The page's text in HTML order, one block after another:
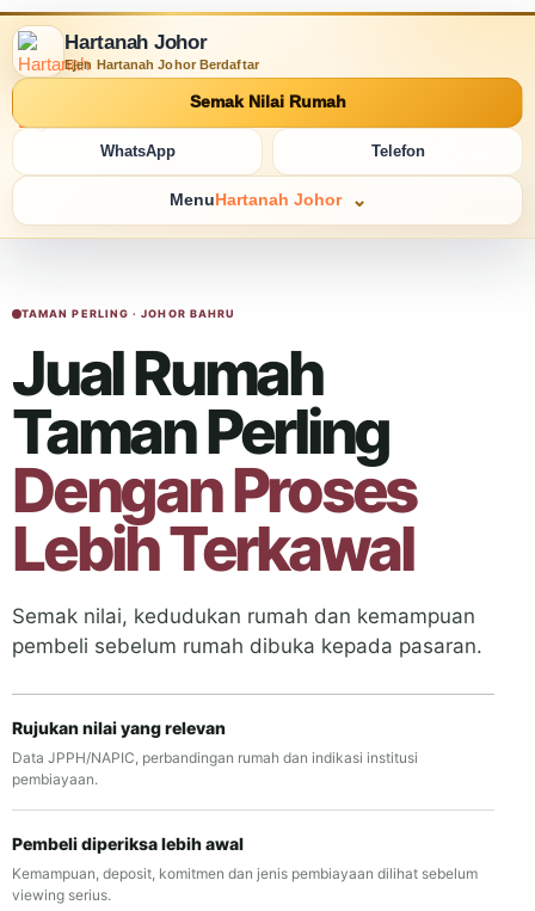
Hartanah Johor
Ejen Hartanah Johor Berdaftar
Semak Nilai Rumah
WhatsApp Telefon
Menu Hartanah Johor
TAMAN PERLING · JOHOR BAHRU
Jual Rumah
Taman Perling
Dengan Proses
Lebih Terkawal
Semak nilai, kedudukan rumah dan kemampuan
pembeli sebelum rumah dibuka kepada pasaran.
Rujukan nilai yang relevan
Data JPPH/NAPIC, perbandingan rumah dan indikasi institusi
pembiayaan.
Pembeli diperiksa lebih awal
Kemampuan, deposit, komitmen dan jenis pembiayaan dilihat sebelum
viewing serius.